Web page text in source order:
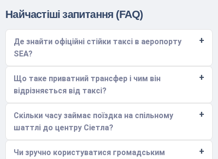
Найчастіші запитання (FAQ)
Де знайти офіційні стійки таксі в аеропорту
SEA?
Що таке приватний трансфер і чим він
відрізняється від таксі?
Скільки часу займає поїздка на спільному
шаттлі до центру Сіетла?
Чи зручно користуватися громадським